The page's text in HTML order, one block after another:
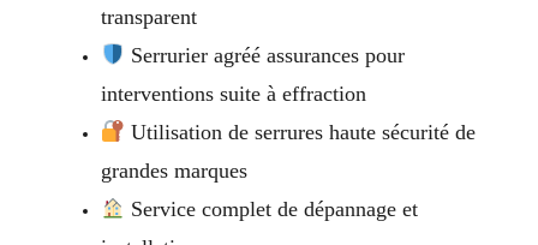
transparent
Serrurier agréé assurances pour
interventions suite à effraction
Utilisation de serrures haute sécurité de
grandes marques
Service complet de dépannage et